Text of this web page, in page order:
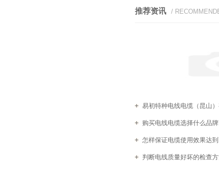
推荐资讯 /
易初特种电线电缆（昆山
购买电线电缆选择什么品
怎样保证电缆使用效果达
判断电线质量好坏的检查